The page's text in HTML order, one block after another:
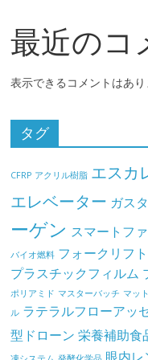
最近のコ
表示できるコメントはあり
タグ
CFRP アクリル樹脂 エスカ
エレベーター ガス
ーゲン スマートフ
バイオ燃料 フォークリフト
プラスチックフィルム
ポリアミド マスターバッチ マッ
ル ラテラルフローアッ
型ドローン 栄養補助食
眼内レ